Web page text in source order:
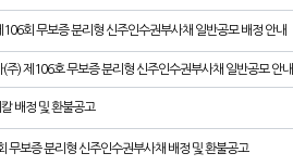
회 무보증 분리형 신주인수권부사채 일반공모 배정 안내
주) 제106호 무보증 분리형 신주인수권부사채 일반공모 안내
배정 및 환불공고
무보증 분리형 신주인수권부사채 배정 및 환불공고